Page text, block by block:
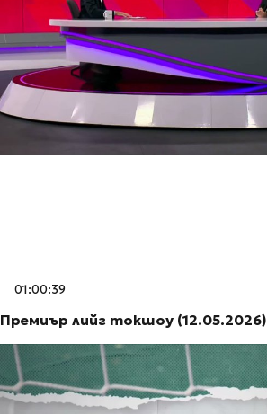
01:00:39
Премиър лийг токшоу (12.05.2026)